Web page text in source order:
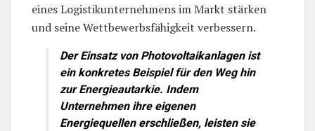
eines Logistikunternehmens im Markt stärken
und seine Wettbewerbsfähigkeit verbessern.
Der Einsatz von Photovoltaikanlagen ist
ein konkretes Beispiel für den Weg hin
zur Energieautarkie. Indem
Unternehmen ihre eigenen
Energiequellen erschließen, leisten sie